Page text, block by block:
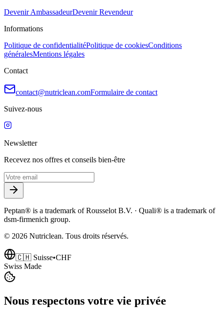
Devenir AmbassadeurDevenir Revendeur
Informations
Politique de confidentialitéPolitique de cookiesConditions
généralesMentions légales
Contact
contact@nutriclean.comFormulaire de contact
Suivez-nous
Newsletter
Recevez nos offres et conseils bien-être
Peptan® is a trademark of Rousselot B.V. · Quali® is a trademark of
dsm-firmenich group.
© 2026 Nutriclean. Tous droits réservés.
🇨🇭 Suisse•CHF
Swiss Made
Nous respectons votre vie privée